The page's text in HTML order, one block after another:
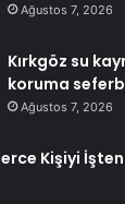
Ağustos 7, 2026
Kırkgöz su
koruma
Ağustos 7, 2026
Kişiyi İşten